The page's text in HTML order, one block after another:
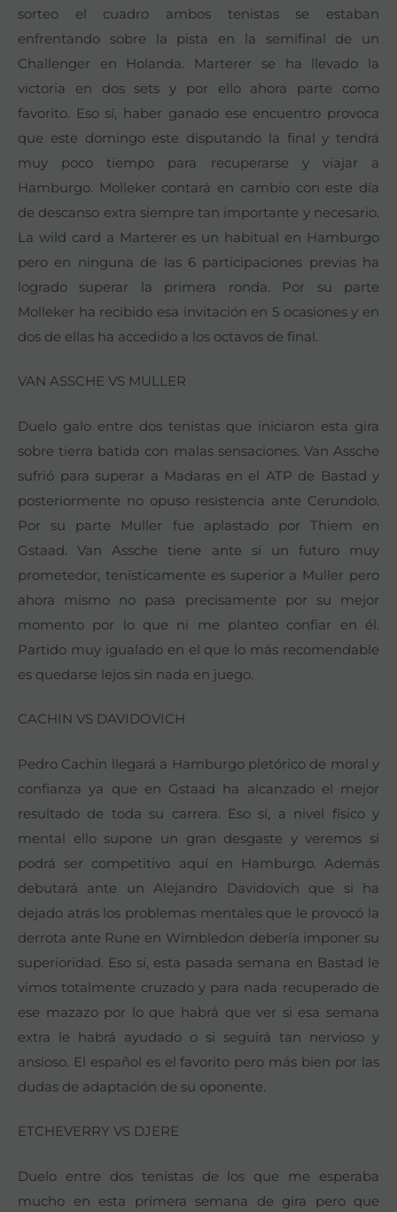
sorteo el cuadro ambos tenistas se estaban
enfrentando sobre la pista en la semifinal de un
Challenger en Holanda. Marterer se ha llevado la
victoria en dos sets y por ello ahora parte como
favorito. Eso sí, haber ganado ese encuentro provoca
que este domingo este disputando la final y tendrá
muy poco tiempo para recuperarse y viajar a
Hamburgo. Molleker contará en cambio con este día
de descanso extra siempre tan importante y necesario.
La wild card a Marterer es un habitual en Hamburgo
pero en ninguna de las 6 participaciones previas ha
logrado superar la primera ronda. Por su parte
Molleker ha recibido esa invitación en 5 ocasiones y en
dos de ellas ha accedido a los octavos de final.
VAN ASSCHE VS MULLER
Duelo galo entre dos tenistas que iniciaron esta gira
sobre tierra batida con malas sensaciones. Van Assche
sufrió para superar a Madaras en el ATP de Bastad y
posteriormente no opuso resistencia ante Cerundolo.
Por su parte Muller fue aplastado por Thiem en
Gstaad. Van Assche tiene ante sí un futuro muy
prometedor, tenísticamente es superior a Muller pero
ahora mismo no pasa precisamente por su mejor
momento por lo que ni me planteo confiar en él.
Partido muy igualado en el que lo más recomendable
es quedarse lejos sin nada en juego.
CACHIN VS DAVIDOVICH
Pedro Cachin llegará a Hamburgo pletórico de moral y
confianza ya que en Gstaad ha alcanzado el mejor
resultado de toda su carrera. Eso sí, a nivel físico y
mental ello supone un gran desgaste y veremos si
podrá ser competitivo aquí en Hamburgo. Además
debutará ante un Alejandro Davidovich que si ha
dejado atrás los problemas mentales que le provocó la
derrota ante Rune en Wimbledon debería imponer su
superioridad. Eso sí, esta pasada semana en Bastad le
vimos totalmente cruzado y para nada recuperado de
ese mazazo por lo que habrá que ver si esa semana
extra le habrá ayudado o si seguirá tan nervioso y
ansioso. El español es el favorito pero más bien por las
dudas de adaptación de su oponente.
ETCHEVERRY VS DJERE
Duelo entre dos tenistas de los que me esperaba
mucho en esta primera semana de gira pero que